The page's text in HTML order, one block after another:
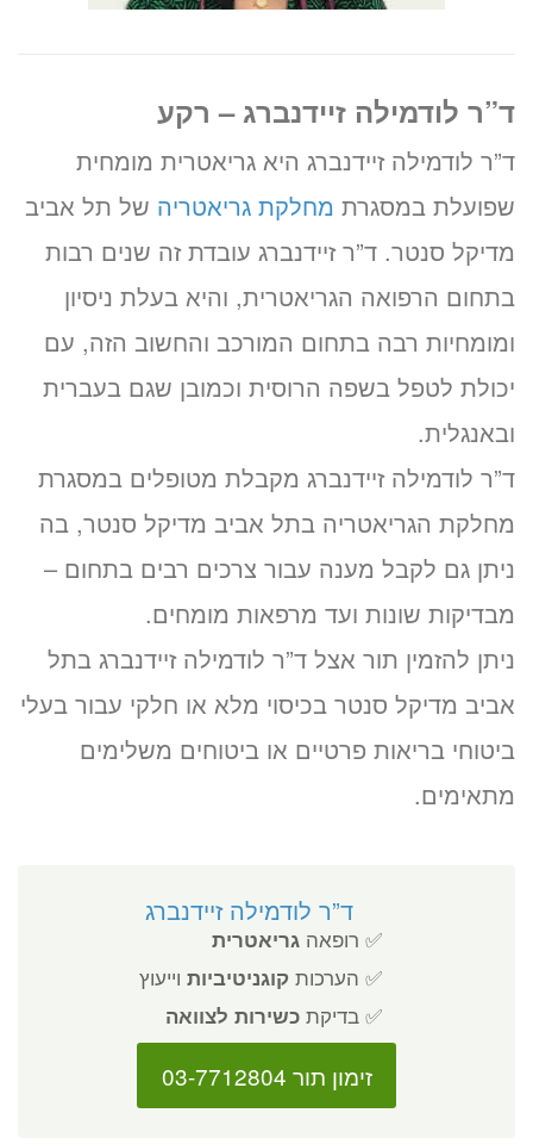
ד”ר לודמילה זיידנברג – רקע
ד”ר לודמילה זיידנברג היא גריאטרית מומחית
שפועלת במסגרת מחלקת גריאטריה של תל אביב
מדיקל סנטר. ד”ר זיידנברג עובדת זה שנים רבות
בתחום הרפואה הגריאטרית, והיא בעלת ניסיון
ומומחיות רבה בתחום המורכב והחשוב הזה, עם
יכולת לטפל בשפה הרוסית וכמובן שגם בעברית
ובאנגלית.
ד”ר לודמילה זיידנברג מקבלת מטופלים במסגרת
מחלקת הגריאטריה בתל אביב מדיקל סנטר, בה
ניתן גם לקבל מענה עבור צרכים רבים בתחום –
מבדיקות שונות ועד מרפאות מומחים.
ניתן להזמין תור אצל ד”ר לודמילה זיידנברג בתל
אביב מדיקל סנטר בכיסוי מלא או חלקי עבור בעלי
ביטוחי בריאות פרטיים או ביטוחים משלימים
מתאימים.
ד”ר לודמילה זיידנברג
✅ רופאה גריאטרית
✅ הערכות קוגניטיביות וייעוץ
✅ בדיקת כשירות לצוואה
זימון תור 03-7712804